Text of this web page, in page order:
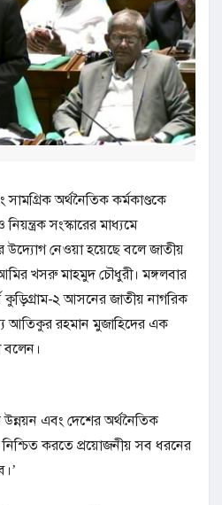
অর্থনৈতিক কর্মকাণ্ডকে
সংস্কারের মাধ্যমে
উদ্যোগ নেওয়া হয়েছে বলে জাতীয়
আমির খসরু মাহমুদ চৌধুরী। মঙ্গলবার
কুড়িগ্রাম-২ আসনের জাতীয় নাগরিক
আতিকুর রহমান মুজাহিদের এক
বলেন।
উন্নয়ন এবং দেশের অর্থনৈতিক
নিশ্চিত করতে প্রয়োজনীয় সব ধরনের